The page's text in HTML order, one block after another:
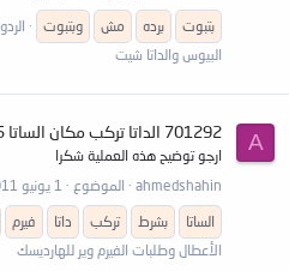
بتبوت
برده مش وبتبوت
البيوس والداتا شيت
A 701292 الداتا تركب مكان الساتا 701335 بشرط شحن فيرم لهارد داتا
ارجو توضيح هذه العملية شكرا
ahmedshahin
الموضوع 1 يونيو 2011
الساتا
بشرط تركب داتا فيرم
الأعطال وطلبات الفيرم وير للهارديسك